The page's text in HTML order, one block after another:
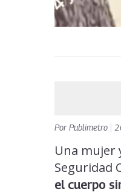
PorPublimetro
Una mujer
Seguridad
el cuerpo